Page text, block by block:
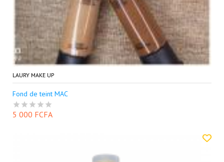
LAURY MAKE UP
Fond de teint MAC
5 000 FCFA